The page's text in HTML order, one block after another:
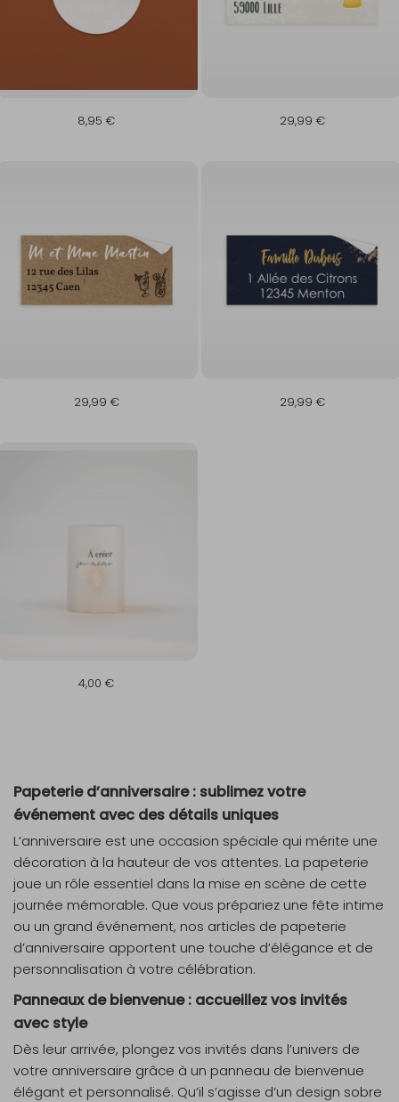
8,95 € 29,99 €
29,99 € 29,99 €
4,00 €
Papeterie d’anniversaire : sublimez votre
événement avec des détails uniques
L’anniversaire est une occasion spéciale qui mérite une
décoration à la hauteur de vos attentes. La papeterie
joue un rôle essentiel dans la mise en scène de cette
journée mémorable. Que vous prépariez une fête intime
ou un grand événement, nos articles de papeterie
d’anniversaire apportent une touche d’élégance et de
personnalisation à votre célébration.
Panneaux de bienvenue : accueillez vos invités
avec style
Dès leur arrivée, plongez vos invités dans l’univers de
votre anniversaire grâce à un panneau de bienvenue
élégant et personnalisé. Qu’il s’agisse d’un design sobre